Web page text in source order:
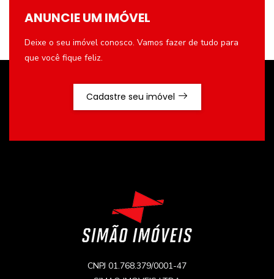
ANUNCIE UM IMÓVEL
Deixe o seu imóvel conosco. Vamos fazer de tudo para
que você fique feliz.
Cadastre seu imóvel
CNPJ 01.768.379/0001-47